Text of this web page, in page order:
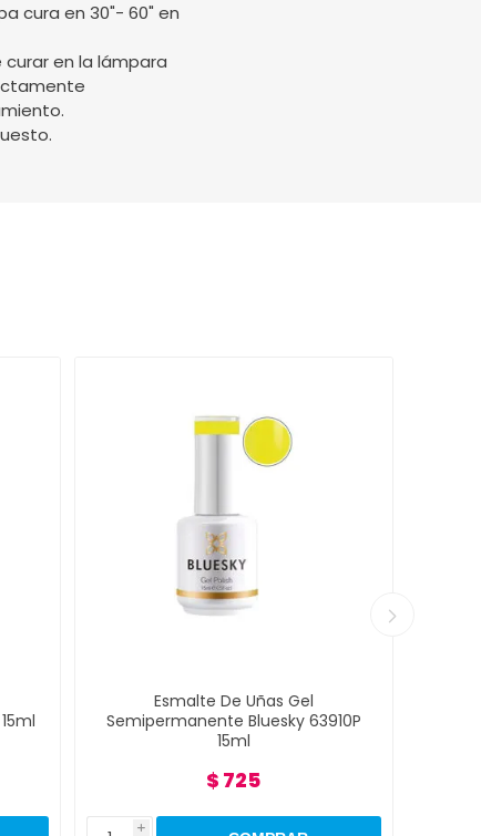
cura en 30"- 60" en
en la lámpara
Esmalte De Uñas Gel
Semipermanente Bluesky 63910P
15ml
$ 725